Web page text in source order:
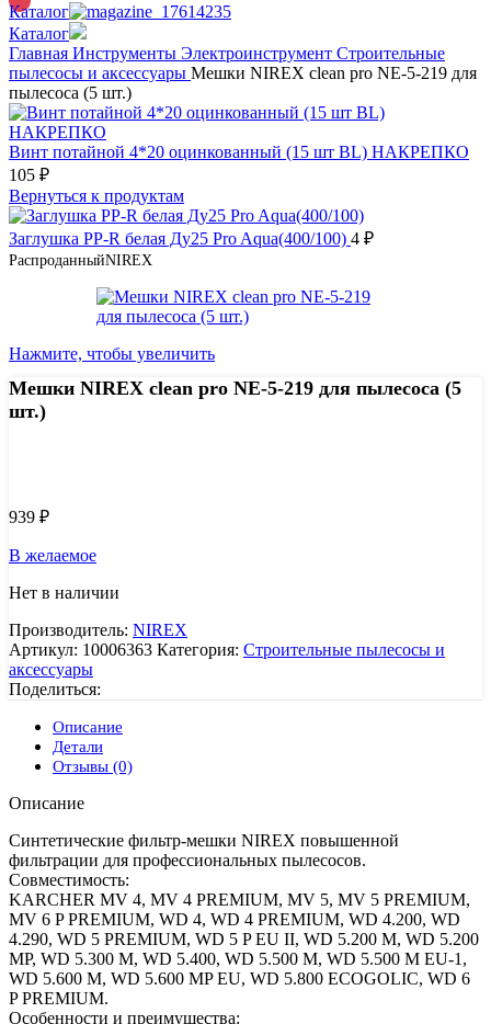
Каталог
Каталог
Главная Инструменты Электроинструмент Строительные
пылесосы и аксессуары Мешки NIREX clean pro NE-5-219 для
пылесоса (5 шт.)
Винт потайной 4*20 оцинкованный (15 шт BL) НАКРЕПКО
105 ₽
Вернуться к продуктам
Заглушка PP-R белая Ду25 Pro Aqua(400/100) 4 ₽
РаспроданныйNIREX
Нажмите, чтобы увеличить
Мешки NIREX clean pro NE-5-219 для пылесоса (5
шт.)
939 ₽
В желаемое
Нет в наличии
Производитель: NIREX
Артикул: 10006363 Категория: Строительные пылесосы и
аксессуары
Поделиться:
Описание
Детали
Отзывы (0)
Описание
Синтетические фильтр-мешки NIREX повышенной
фильтрации для профессиональных пылесосов.
Совместимость:
KARCHER MV 4, MV 4 PREMIUM, MV 5, MV 5 PREMIUM,
MV 6 P PREMIUM, WD 4, WD 4 PREMIUM, WD 4.200, WD
4.290, WD 5 PREMIUM, WD 5 P EU II, WD 5.200 M, WD 5.200
MP, WD 5.300 M, WD 5.400, WD 5.500 M, WD 5.500 M EU-1,
WD 5.600 M, WD 5.600 MP EU, WD 5.800 ECOGOLIC, WD 6
P PREMIUM.
Особенности и преимущества: